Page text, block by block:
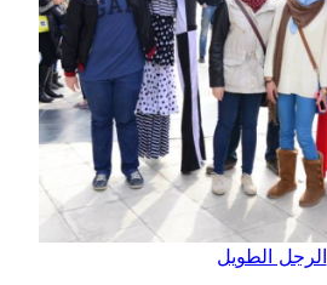
الرجل الطويل